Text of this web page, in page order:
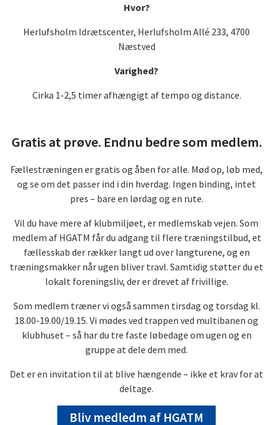
Hvor?
Herlufsholm Idrætscenter, Herlufsholm Allé 233, 4700
Næstved
Varighed?
Cirka 1-2,5 timer afhængigt af tempo og distance.
Gratis at prøve. Endnu bedre som medlem.
Fællestræningen er gratis og åben for alle. Mød op, løb med,
og se om det passer ind i din hverdag. Ingen binding, intet
pres – bare en lørdag og en rute.
Vil du have mere af klubmiljøet, er medlemskab vejen. Som
medlem af HGATM får du adgang til flere træningstilbud, et
fællesskab der rækker langt ud over langturene, og en
træningsmakker når ugen bliver travl. Samtidig støtter du et
lokalt foreningsliv, der er drevet af frivillige.
Som medlem træner vi også sammen tirsdag og torsdag kl.
18.00-19.00/19.15. Vi mødes ved trappen ved multibanen og
klubhuset – så har du tre faste løbedage om ugen og en
gruppe at dele dem med.
Det er en invitation til at blive hængende – ikke et krav for at
deltage.
Bliv medledm af HGATM